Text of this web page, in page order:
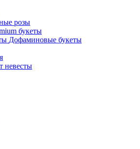
розы
букеты
Дофаминовые букеты
невесты